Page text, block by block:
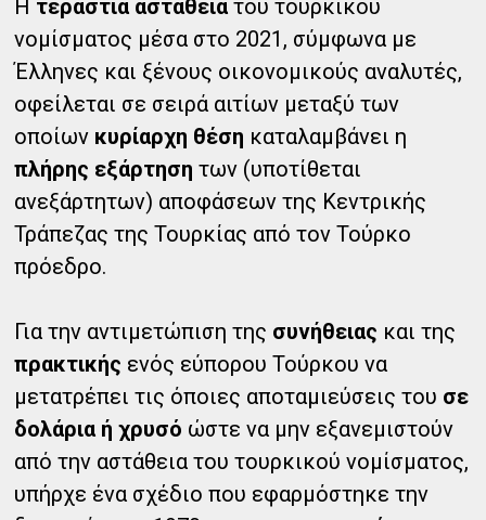
Η τεράστια αστάθεια του τουρκικού
νομίσματος μέσα στο 2021, σύμφωνα με
Έλληνες και ξένους οικονομικούς αναλυτές,
οφείλεται σε σειρά αιτίων μεταξύ των
οποίων κυρίαρχη θέση καταλαμβάνει η
πλήρης εξάρτηση των (υποτίθεται
ανεξάρτητων) αποφάσεων της Κεντρικής
Τράπεζας της Τουρκίας από τον Τούρκο
πρόεδρο.
Για την αντιμετώπιση της συνήθειας και της
πρακτικής ενός εύπορου Τούρκου να
μετατρέπει τις όποιες αποταμιεύσεις του σε
δολάρια ή χρυσό ώστε να μην εξανεμιστούν
από την αστάθεια του τουρκικού νομίσματος,
υπήρχε ένα σχέδιο που εφαρμόστηκε την